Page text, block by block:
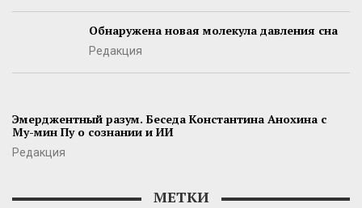
Обнаружена новая молекула давления сна
Редакция
Эмерджентный разум. Беседа Константина Анохина с
Му-мин Пу о сознании и ИИ
Редакция
МЕТКИ